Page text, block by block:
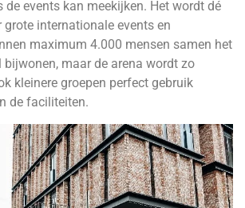
de events kan meekijken. Het wordt dé
internationale events en
maximum 4.000 mensen samen het
maar de arena wordt zo
kleinere groepen perfect gebruik
de faciliteiten.